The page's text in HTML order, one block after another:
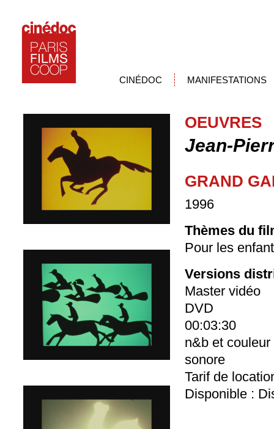
CINÉDOC MANIFESTATIONS
OEUVRES
Jean-
GRAND
1996
Thèmes du
Pour les
Versions
Master vidéo
DVD
00:03:30
n&b et couleur
sonore
Tarif de
Disponible :